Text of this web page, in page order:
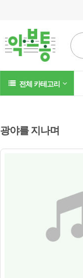
전체 카테고리
광야를 지나며